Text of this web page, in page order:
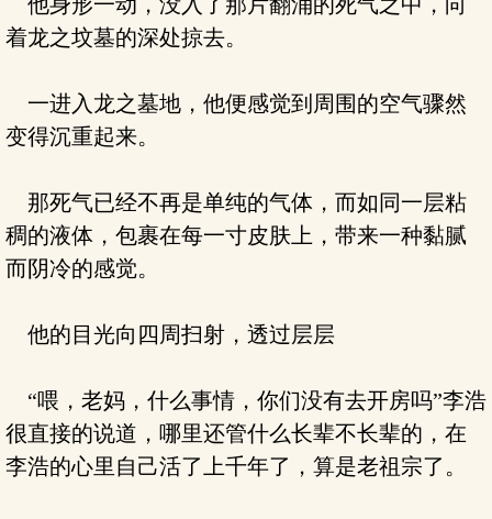
着龙之坟墓的深处掠去。
一进入龙之墓地，他便感觉到周围的空气骤然
变得沉重起来。
那死气已经不再是单纯的气体，而如同一层粘
稠的液体，包裹在每一寸皮肤上，带来一种黏腻
而阴冷的感觉。
他的目光向四周扫射，透过层层
“喂，老妈，什么事情，你们没有去开房吗”李浩
很直接的说道，哪里还管什么长辈不长辈的，在
李浩的心里自己活了上千年了，算是老祖宗了。